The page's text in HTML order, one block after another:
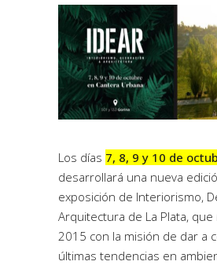
Los días 7, 8, 9 y 10 de
desarrollará una nueva
exposición de Interiorismo,
Arquitectura de La Plata, que
2015 con la misión de dar a
últimas tendencias en